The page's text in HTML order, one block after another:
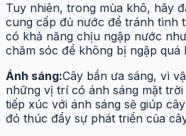
Tuy nhiên, trong mùa khô, hãy
cung cấp đủ nước để tránh tình
có khả năng chịu ngập nước
chăm sóc để không bị ngập quá
Ánh sáng:Cây bần ưa sáng, vì
những vị trí có ánh sáng mặt trời
tiếp xúc với ánh sáng sẽ giúp
đó thúc đẩy sự phát triển của